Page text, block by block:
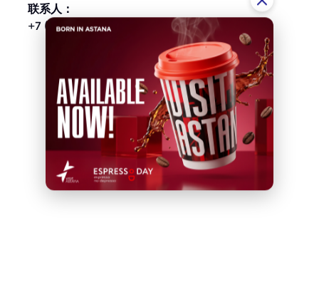
联系人：
+7 (7172) 57-26-26